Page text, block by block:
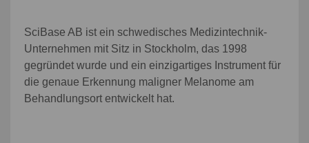
SciBase AB ist ein schwedisches Medizintechnik-
Unternehmen mit Sitz in Stockholm, das 1998
gegründet wurde und ein einzigartiges Instrument für
die genaue Erkennung maligner Melanome am
Behandlungsort entwickelt hat.